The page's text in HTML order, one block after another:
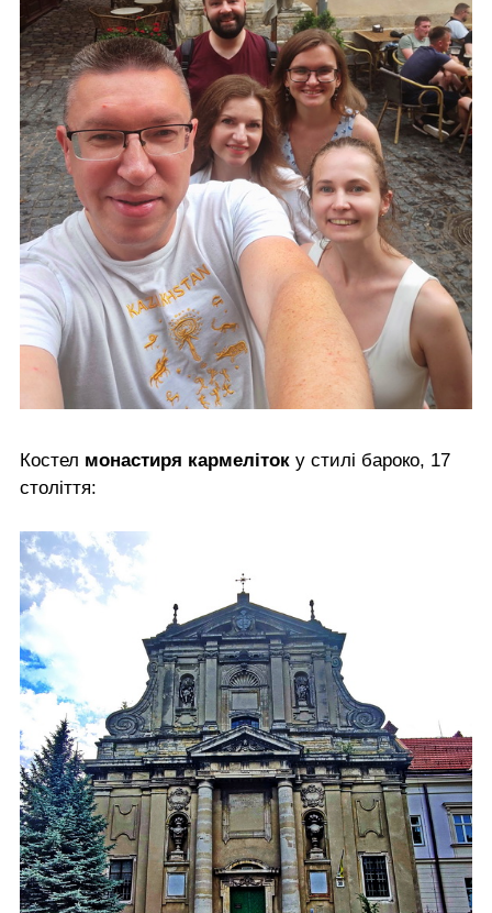
Костел монастиря кармеліток у стилі бароко, 17
століття: